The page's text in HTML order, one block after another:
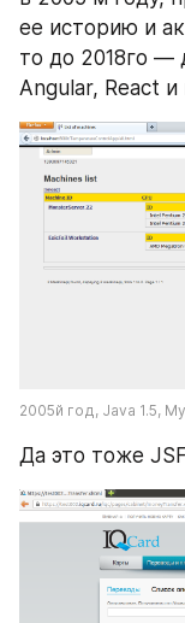
ее историю и
то до 2018го
Angular, React и
2005й год, Java 1.5,
Да это тоже